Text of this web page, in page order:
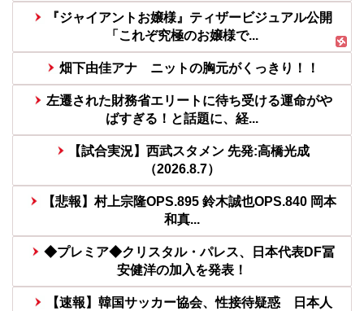
『ジャイアントお嬢様』ティザービジュアル公開
「これぞ究極のお嬢様で...
畑下由佳アナ ニットの胸元がくっきり！！
左遷された財務省エリートに待ち受ける運命がや
ばすぎる！と話題に、経...
【試合実況】西武スタメン 先発:高橋光成
（2026.8.7）
【悲報】村上宗隆OPS.895 鈴木誠也OPS.840 岡本
和真...
◆プレミア◆クリスタル・パレス、日本代表DF冨
安健洋の加入を発表！
【速報】韓国サッカー協会、性接待疑惑 日本人